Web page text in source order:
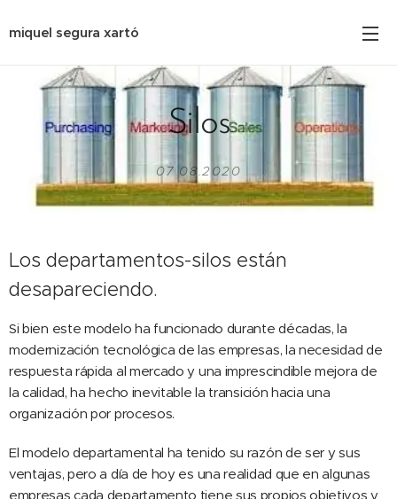
miquel segura xartó
Silos
07.08.2020
Los departamentos-silos están
desapareciendo.
Si bien este modelo ha funcionado durante décadas, la
modernización tecnológica de las empresas, la necesidad de
respuesta rápida al mercado y una imprescindible mejora de
la calidad, ha hecho inevitable la transición hacia una
organización por procesos.
El modelo departamental ha tenido su razón de ser y sus
ventajas, pero a día de hoy es una realidad que en algunas
empresas cada departamento tiene sus propios objetivos y